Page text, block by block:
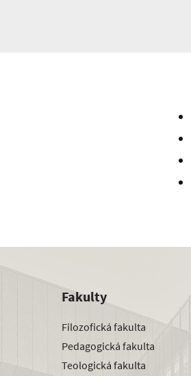
Fakulty
Filozofická fakulta
Pedagogická fakulta
Teologická fakulta